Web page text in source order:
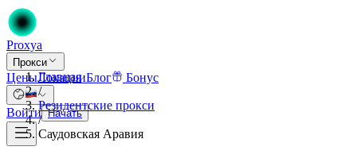
Proxya
Прокси
ЦеныЛокацииБлог Бонус
Войти Начать
Главная
/
Резидентские прокси
/
Саудовская Аравия